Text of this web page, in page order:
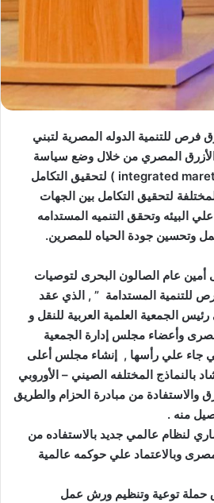
فرص للتنمية الدوله المصرية لتبني
الأزرق المصري من خلال وضع سياسة
بحرية متكاملة (integrated maretim policy ) لتحقيق التكامل
لتحقيق التكامل بين الجهات
البيئه وتحقق التنميه المستدامه
وتحسين جودة الحياه للمصرين.
عام الصالون البحرى لتوصيات
للتنمية المستدامة ” , الذي عقد
الجمعية العلمية العربية للنقل و
وأعضاء مجلس إدارة الجمعية
جاء علي رأسها , إنشاء مجلس أعلى
بالنماذج المختلفه الصيني – الأوروبي
والاستفادة من مبادرة الحزام والطريق
منه .
لنظام عالمي جديد بالاستفاده من
وبالاعتماد علي حوكمه عالمية
حملة توعية وتنظيم ورش عمل